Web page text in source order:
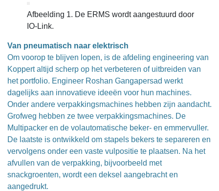
Afbeelding 1. De ERMS wordt aangestuurd door
IO-Link.
Van pneumatisch naar elektrisch
Om voorop te blijven lopen, is de afdeling engineering van
Koppert altijd scherp op het verbeteren of uitbreiden van
het portfolio. Engineer Roshan Gangapersad werkt
dagelijks aan innovatieve ideeën voor hun machines.
Onder andere verpakkingsmachines hebben zijn aandacht.
Grofweg hebben ze twee verpakkingsmachines. De
Multipacker en de volautomatische beker- en emmervuller.
De laatste is ontwikkeld om stapels bekers te separeren en
vervolgens onder een vaste vulpositie te plaatsen. Na het
afvullen van de verpakking, bijvoorbeeld met
snackgroenten, wordt een deksel aangebracht en
aangedrukt.